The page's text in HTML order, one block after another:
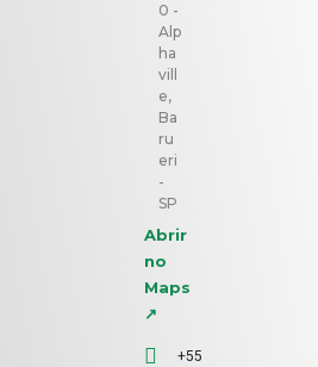
0 -
Alp
ha
vill
e,
Ba
ru
eri
-
SP
Abrir
no
Maps
↗
+55